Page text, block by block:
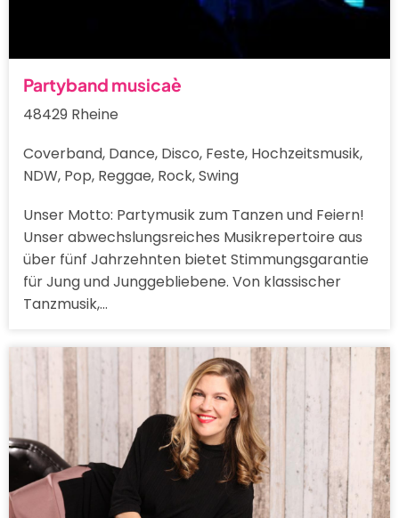
Partyband musicaè
48429 Rheine
Coverband, Dance, Disco, Feste, Hochzeitsmusik,
NDW, Pop, Reggae, Rock, Swing
Unser Motto: Partymusik zum Tanzen und Feiern!
Unser abwechslungsreiches Musikrepertoire aus
über fünf Jahrzehnten bietet Stimmungsgarantie
für Jung und Junggebliebene. Von klassischer
Tanzmusik,…